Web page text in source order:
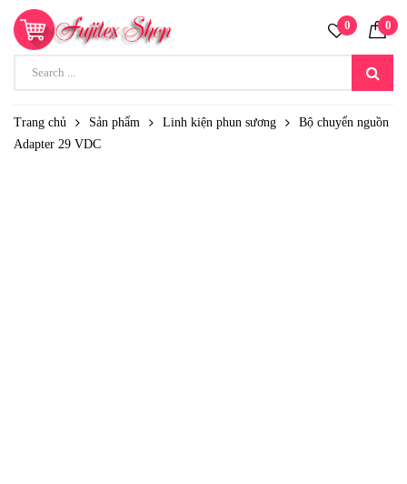
0 0
Trang chủ Sản phẩm Linh kiện phun sương
Bộ chuyển nguồn
Adapter 29 VDC